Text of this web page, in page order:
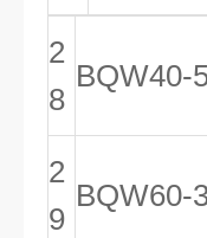
2
8
BQW40-
2
9
BQW60-